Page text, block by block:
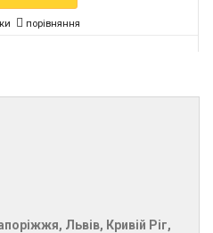
порівняння
Львів, Кривій Ріг,